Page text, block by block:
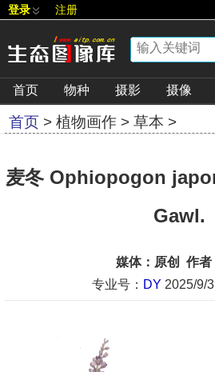
登录 注册
首页 物种 摄影 摄像
首页 > 植物画作 > 草本 >
麦冬 Ophiopogon
Gawl.
媒体：原创 作者
专业号： DY 2025/9/